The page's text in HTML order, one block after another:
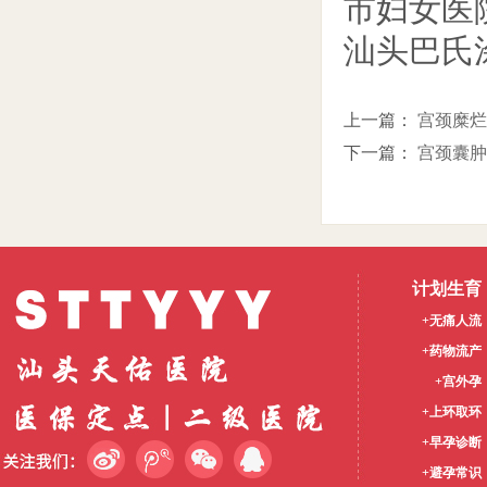
市妇女医
汕头巴氏
上一篇： 宫颈糜
下一篇： 宫颈囊
计划生育
+无痛人流
+药物流产
+宫外孕
+上环取环
+早孕诊断
+避孕常识